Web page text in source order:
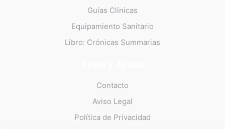
Guías Clínicas
Equipamiento Sanitario
Libro: Crónicas Summarias
Contacto
Aviso Legal
Política de Privacidad